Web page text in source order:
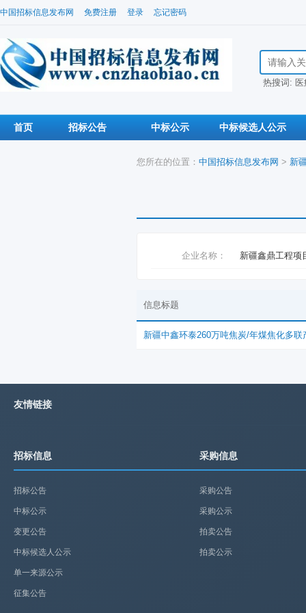
中国招标信息发布网 免费注册 登录 忘记密码
搜索招标信
热搜词:
首页 招标公告 中标公示 中标候选人公示
您所在的位置： 中国招标信息发布网 > 新
企业名称： 新疆鑫鼎工程项
信息标题
新疆中鑫环泰260万吨焦炭/年煤焦化多
友情链接
招标信息
招标公告
中标公示
变更公告
中标候选人公示
单一来源公示
征集公告
采购信息
采购公告
采购公示
拍卖公告
拍卖公示